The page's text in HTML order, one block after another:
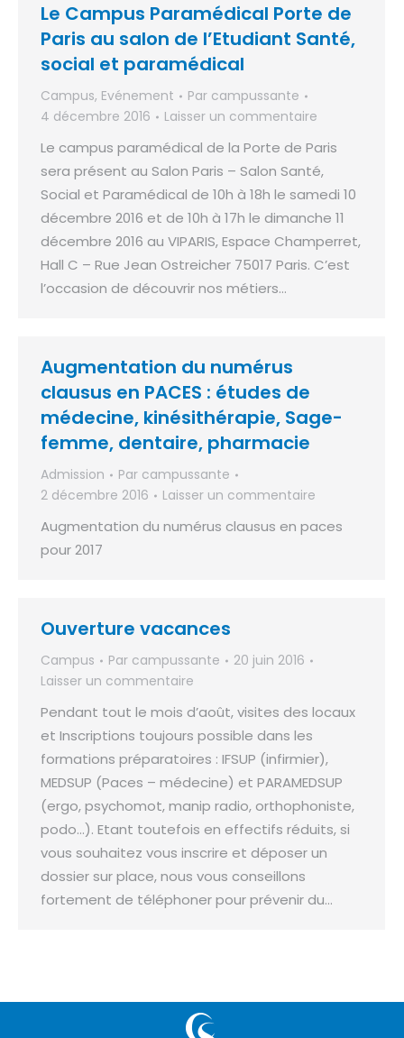
Le Campus Paramédical Porte de
Paris au salon de l’Etudiant Santé,
social et paramédical
Campus, Evénement Par campussante
4 décembre 2016
Laisser un commentaire
Le campus paramédical de la Porte de Paris
sera présent au Salon Paris – Salon Santé,
Social et Paramédical de 10h à 18h le samedi 10
décembre 2016 et de 10h à 17h le dimanche 11
décembre 2016 au VIPARIS, Espace Champerret,
Hall C – Rue Jean Ostreicher 75017 Paris. C’est
l’occasion de découvrir nos métiers…
Augmentation du numérus
clausus en PACES : études de
médecine, kinésithérapie, Sage-
femme, dentaire, pharmacie
Admission Par campussante
2 décembre 2016
Laisser un commentaire
Augmentation du numérus clausus en paces
pour 2017
Ouverture vacances
Campus Par campussante
20 juin 2016
Laisser un commentaire
Pendant tout le mois d’août, visites des locaux
et Inscriptions toujours possible dans les
formations préparatoires : IFSUP (infirmier),
MEDSUP (Paces – médecine) et PARAMEDSUP
(ergo, psychomot, manip radio, orthophoniste,
podo…). Etant toutefois en effectifs réduits, si
vous souhaitez vous inscrire et déposer un
dossier sur place, nous vous conseillons
fortement de téléphoner pour prévenir du…